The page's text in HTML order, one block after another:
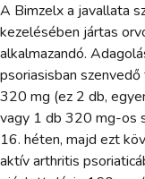
A Bimzelx a javallata
kezelésében jártas
alkalmazandó.
psoriasisban
320 mg (ez 2 db,
vagy 1 db 320 mg-os
16. héten, majd ezt
aktív arthritis